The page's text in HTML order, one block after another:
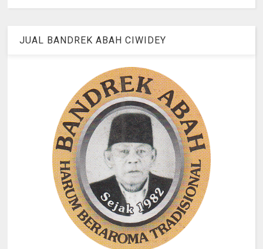
JUAL BANDREK ABAH CIWIDEY